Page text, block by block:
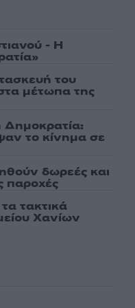
- Η
του
μέτωπα της
Δημοκρατία:
το κίνημα σε
δωρεές και
παροχές
τακτικά
Χανίων